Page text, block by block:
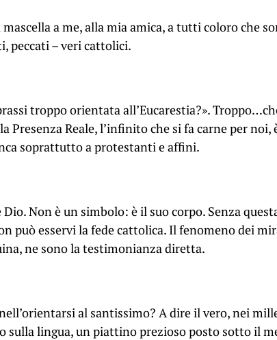
mascella a me, alla mia amica, a tutti coloro che
peccati – veri cattolici.
troppo orientata all’Eucarestia?».
Presenza Reale, l’infinito che si fa carne per noi,
soprattutto a protestanti e affini.
Non è un simbolo: è il suo corpo. Senza
può esservi la fede cattolica. Il fenomeno dei
ne sono la testimonianza diretta.
nell’orientarsi al santissimo? A dire il vero, nei
sulla lingua, un piattino prezioso posto sotto il